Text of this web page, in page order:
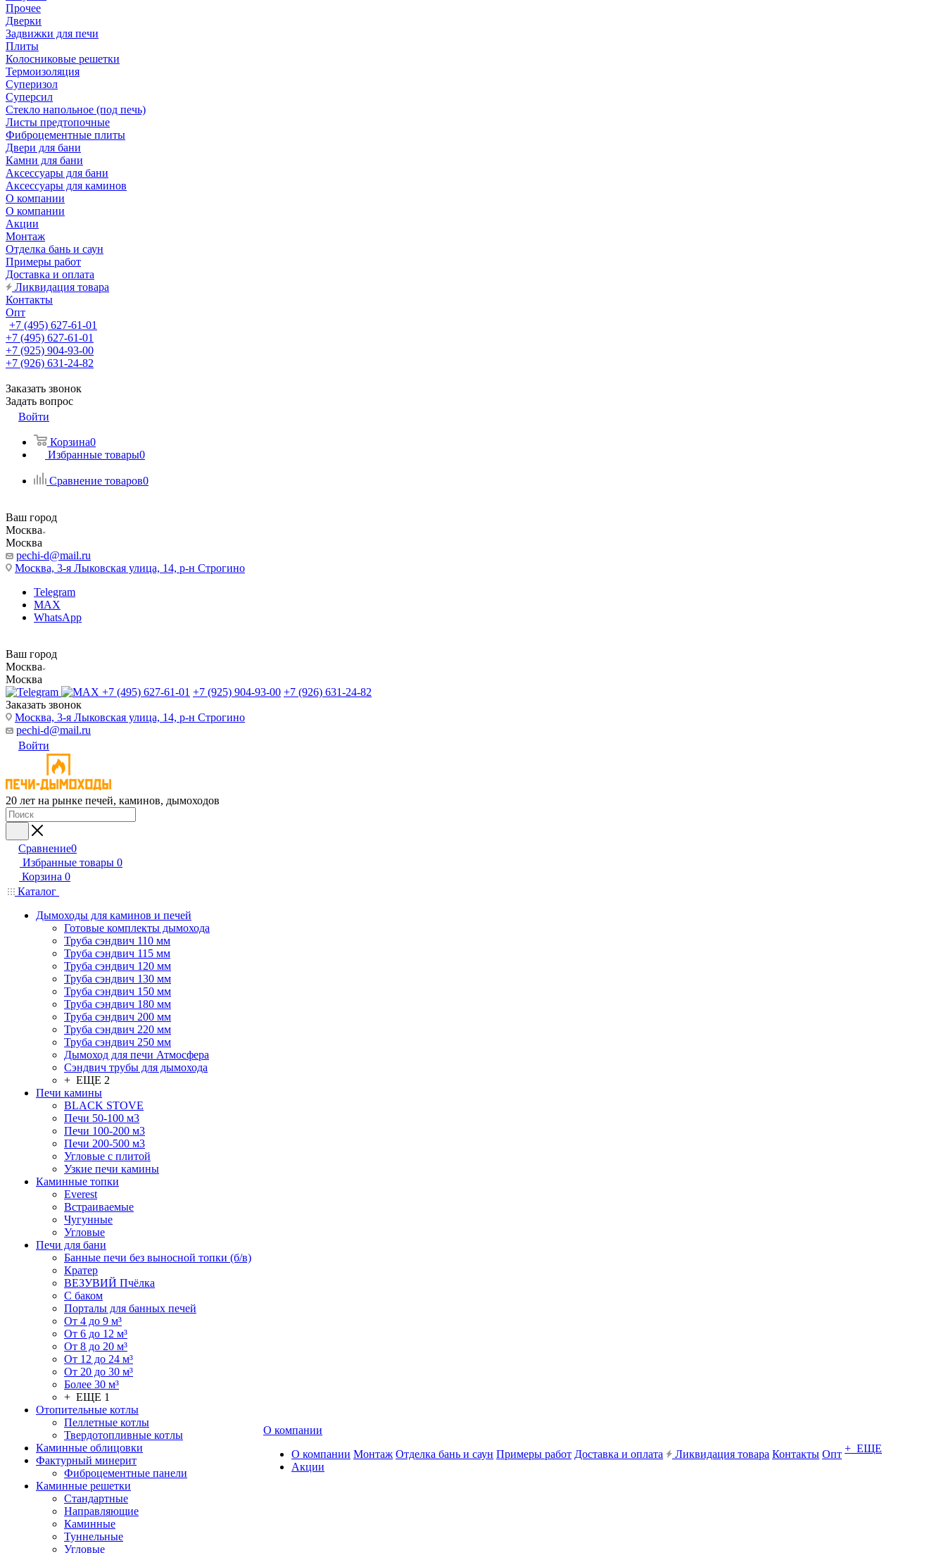
Прочее
Дверки
Задвижки для печи
Плиты
Колосниковые решетки
Термоизоляция
Суперизол
Суперсил
Стекло напольное (под печь)
Листы предтопочные
Фиброцементные плиты
Двери для бани
Камни для бани
Аксессуары для бани
Аксессуары для каминов
О компании
О компании
Акции
Монтаж
Отделка бань и саун
Примеры работ
Доставка и оплата
Ликвидация товара
Контакты
Опт
+7 (495) 627-61-01
+7 (495) 627-61-01
+7 (925) 904-93-00
+7 (926) 631-24-82
Заказать звонок
Задать вопрос
Войти
Корзина0
Избранные товары0
Сравнение товаров0
Ваш город
Москва
Москва
pechi-d@mail.ru
Москва, 3-я Лыковская улица, 14, р-н Строгино
Telegram
MAX
WhatsApp
Ваш город
Москва
Москва
+7 (495) 627-61-01 +7 (925) 904-93-00 +7 (926) 631-24-82
Заказать звонок
Москва, 3-я Лыковская улица, 14, р-н Строгино
pechi-d@mail.ru
Войти
20 лет на рынке печей, каминов, дымоходов
Сравнение0
Избранные товары 0
Корзина 0
Каталог
Дымоходы для каминов и печей
Готовые комплекты дымохода
Труба сэндвич 110 мм
Труба сэндвич 115 мм
Труба сэндвич 120 мм
Труба сэндвич 130 мм
Труба сэндвич 150 мм
Труба сэндвич 180 мм
Труба сэндвич 200 мм
Труба сэндвич 220 мм
Труба сэндвич 250 мм
Дымоход для печи Атмосфера
Сэндвич трубы для дымохода
+ ЕЩЕ 2
Печи камины
BLACK STOVE
Печи 50-100 м3
Печи 100-200 м3
Печи 200-500 м3
Угловые с плитой
Узкие печи камины
Каминные топки
Everest
Встраиваемые
Чугунные
Угловые
Печи для бани
Банные печи без выносной топки (б/в)
Кратер
ВЕЗУВИЙ Пчёлка
С баком
Порталы для банных печей
От 4 до 9 м³
От 6 до 12 м³
От 8 до 20 м³
От 12 до 24 м³
От 20 до 30 м³
Более 30 м³
+ ЕЩЕ 1
Отопительные котлы
Пеллетные котлы
Твердотопливные котлы
Каминные облицовки
Фактурный минерит
Фиброцементные панели
Каминные решетки
Стандартные
Направляющие
Каминные
Туннельные
Угловые
О компании
О компании
Акции
Монтаж Отделка бань и саун Примеры работ Доставка и оплата Ликвидация товара Контакты Опт + ЕЩЕ